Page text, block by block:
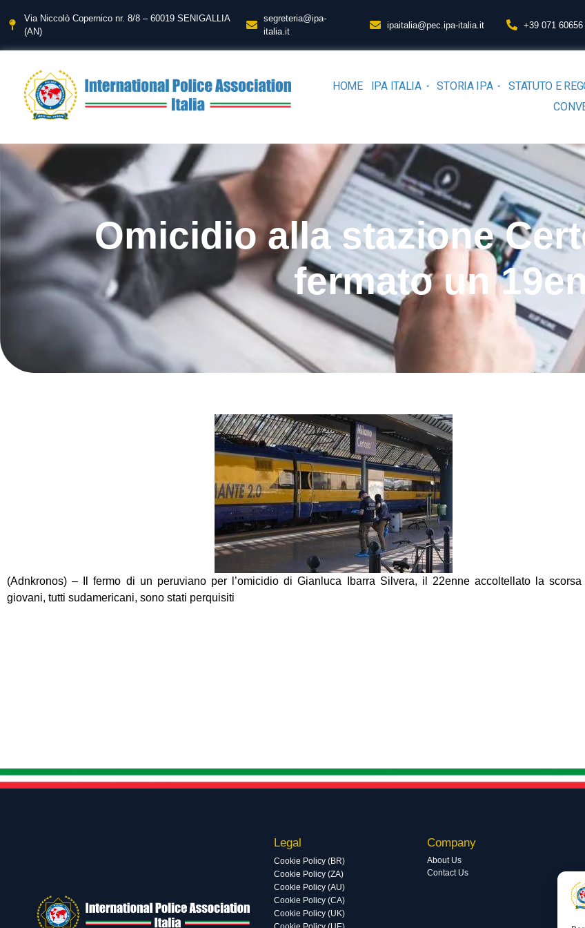
Via Niccolò Copernico nr. 8/8 – 60019 SENIGALLIA
(AN)
segreteria@ipa-
italia.it
ipaitalia@pec.ipa-italia.it +39 071 60656
HOME IPA ITALIA STORIA IPA STATUTO E
Omicidio alla stazione
fermato un
(Adnkronos) – Il fermo di un peruviano per l’omicidio di Gianluca Ibarra Silvera, il 22enne accoltellato la scorsa
giovani, tutti sudamericani, sono stati perquisiti
Legal
Cookie Policy (BR)
Cookie Policy (ZA)
Cookie Policy (AU)
Cookie Policy (CA)
Cookie Policy (UK)
Company
About Us
Contact Us